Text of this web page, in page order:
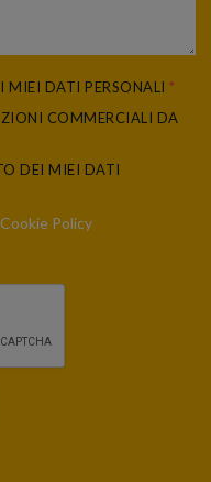
MIEI DATI PERSONALI *
COMMERCIALI DA
DEI MIEI DATI
Cookie Policy